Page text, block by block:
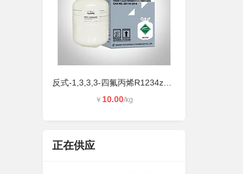
￥ 10.00/kg
正在供应